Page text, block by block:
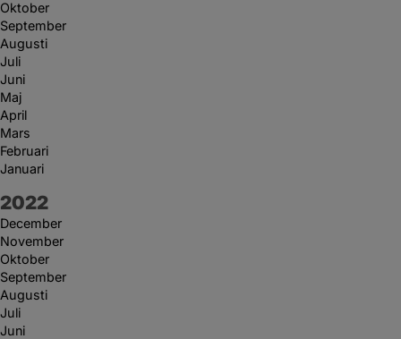
Oktober
September
Augusti
Juli
Juni
Maj
April
Mars
Februari
Januari
År:
2022
December
November
Oktober
September
Augusti
Juli
Juni